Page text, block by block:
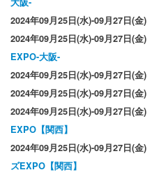
2024年09月25日(水)-09月27日(金)
2024年09月25日(水)-09月27日(金)
EXPO-大阪-
2024年09月25日(水)-09月27日(金)
2024年09月25日(水)-09月27日(金)
2024年09月25日(水)-09月27日(金)
EXPO【関西】
2024年09月25日(水)-09月27日(金)
ズEXPO【関西】